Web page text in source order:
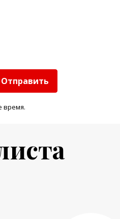
Отправить
время.